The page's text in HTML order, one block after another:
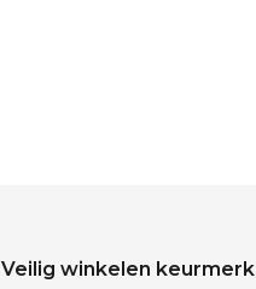
Veilig winkelen keurmerk